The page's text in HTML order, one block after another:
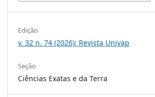
Edição
v. 32 n. 74 (2026): Revista Univap
Seção
Ciências Exatas e da Terra